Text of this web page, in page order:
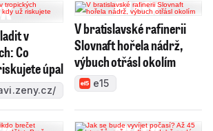
v
Co
úpal
V bratislavské rafinerii
Slovnaft hořela nádrž,
výbuch otřásl okolím
e15